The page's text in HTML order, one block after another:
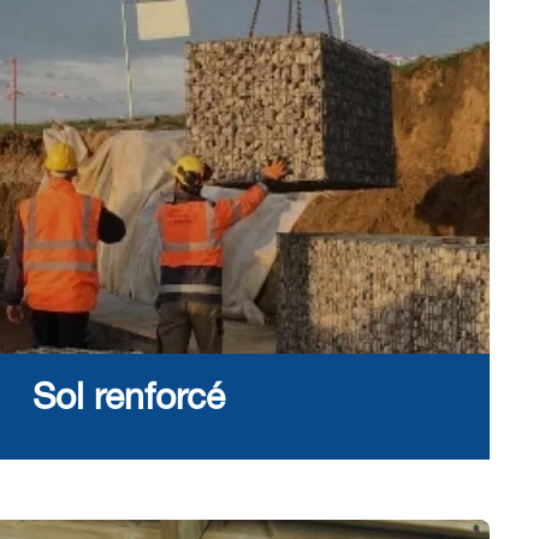
Sol renforcé